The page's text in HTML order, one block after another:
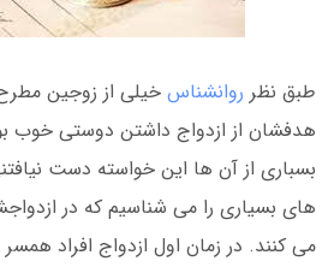
طبق نظر روانشناس خیلی از زوجین
هدفشان از ازدواج داشتن دوستی خوب
بسباری از آن ها این خواسته دست
های بسیاری را می شناسیم که در
می کنند. در زمان اول ازدواج افراد